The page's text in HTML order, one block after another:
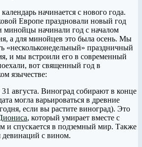
начинается с нового года.
Европе праздновали новый год
минойцы начинали год с началом
а для минойцев это была осень. Мы
«нескольконедельный» праздничный
и мы встроили его в современный
вот священный год в
язычестве:
31 августа. Виноград собирают в конце
могла варьироваться в древние
если вы растите виноград). Это
, который умирает вместе с
и спускается в подземный мир. Также
девинаций с вином.